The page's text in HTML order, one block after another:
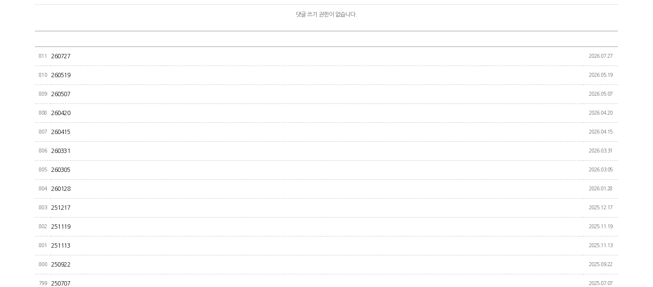
댓글 쓰기 권한이 없습니다.
811 260727 2026.07.27
810 260519 2026.05.19
809 260507 2026.05.07
808 260420 2026.04.20
807 260415 2026.04.15
806 260331 2026.03.31
805 260305 2026.03.05
804 260128 2026.01.28
803 251217 2025.12.17
802 251119 2025.11.19
801 251113 2025.11.13
800 250922 2025.09.22
799 250707 2025.07.07